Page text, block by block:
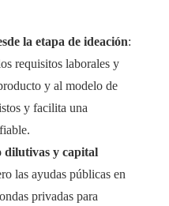
la etapa de ideación:
requisitos laborales y
y al modelo de
y facilita una
dilutivas y capital
las ayudas públicas en
privadas para